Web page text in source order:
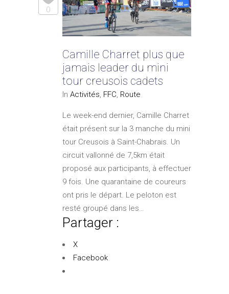
0
Camille Charret plus que
jamais leader du mini
tour creusois cadets
In Activités, FFC, Route
Le week-end dernier, Camille Charret
était présent sur la 3 manche du mini
tour Creusois à Saint-Chabrais. Un
circuit vallonné de 7,5km était
proposé aux participants, à effectuer
9 fois. Une quarantaine de coureurs
ont pris le départ. Le peloton est
resté groupé dans les…
Partager :
X
Facebook